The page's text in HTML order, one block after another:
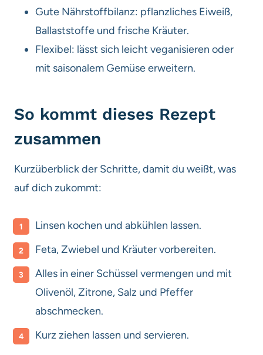
Gute Nährstoffbilanz: pflanzliches Eiweiß,
Ballaststoffe und frische Kräuter.
Flexibel: lässt sich leicht veganisieren oder
mit saisonalem Gemüse erweitern.
So kommt dieses Rezept
zusammen
Kurzüberblick der Schritte, damit du weißt, was
auf dich zukommt:
Linsen kochen und abkühlen lassen.
Feta, Zwiebel und Kräuter vorbereiten.
Alles in einer Schüssel vermengen und mit
Olivenöl, Zitrone, Salz und Pfeffer
abschmecken.
Kurz ziehen lassen und servieren.